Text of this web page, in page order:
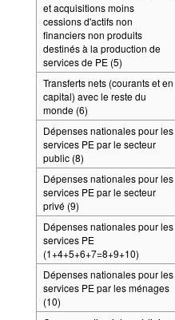
et acquisitions moins
cessions d'actifs non
financiers non produits
destinés à la production de
services de PE (5)
Transferts nets (courants et en
capital) avec le reste du
monde (6)
Dépenses nationales pour les
services PE par le secteur
public (8)
Dépenses nationales pour les
services PE par le secteur
privé (9)
Dépenses nationales pour les
services PE
(1+4+5+6+7=8+9+10)
Dépenses nationales pour les
services PE par les ménages
(10)